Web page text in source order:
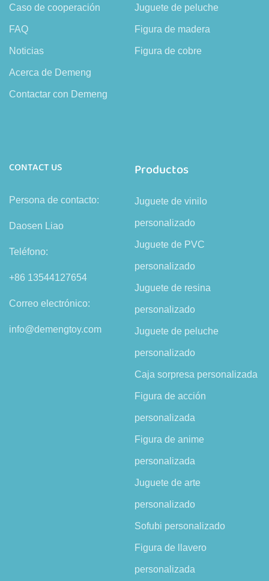
Caso de cooperación
FAQ
Noticias
Acerca de Demeng
Contactar con Demeng
Juguete de peluche
Figura de madera
Figura de cobre
CONTACT US
Persona de contacto:
Daosen Liao
Teléfono:
+86 13544127654
Correo electrónico:
info@demengtoy.com
Productos
Juguete de vinilo
personalizado
Juguete de PVC
personalizado
Juguete de resina
personalizado
Juguete de peluche
personalizado
Caja sorpresa personalizada
Figura de acción
personalizada
Figura de anime
personalizada
Juguete de arte
personalizado
Sofubi personalizado
Figura de llavero
personalizada